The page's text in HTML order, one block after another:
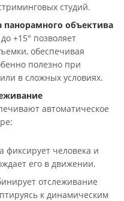
студий.
панорамного объектива
+15° позволяет
обеспечивая
полезно при
в сложных условиях.
автоматическое
фиксирует человека и
его в движении.
отслеживание
к динамическим